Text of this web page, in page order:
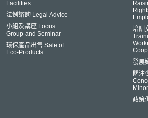
Facilities
法例諮詢 Legal Advice
小組及講座 Focus
Group and Seminar
環保產品出售 Sale of
Eco-Products
培訓
發展
關注
政策